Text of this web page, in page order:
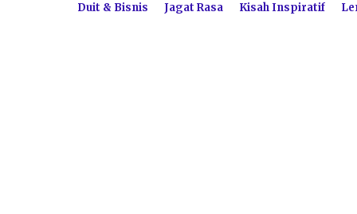
Duit & Bisnis Jagat Rasa Kisah Inspiratif